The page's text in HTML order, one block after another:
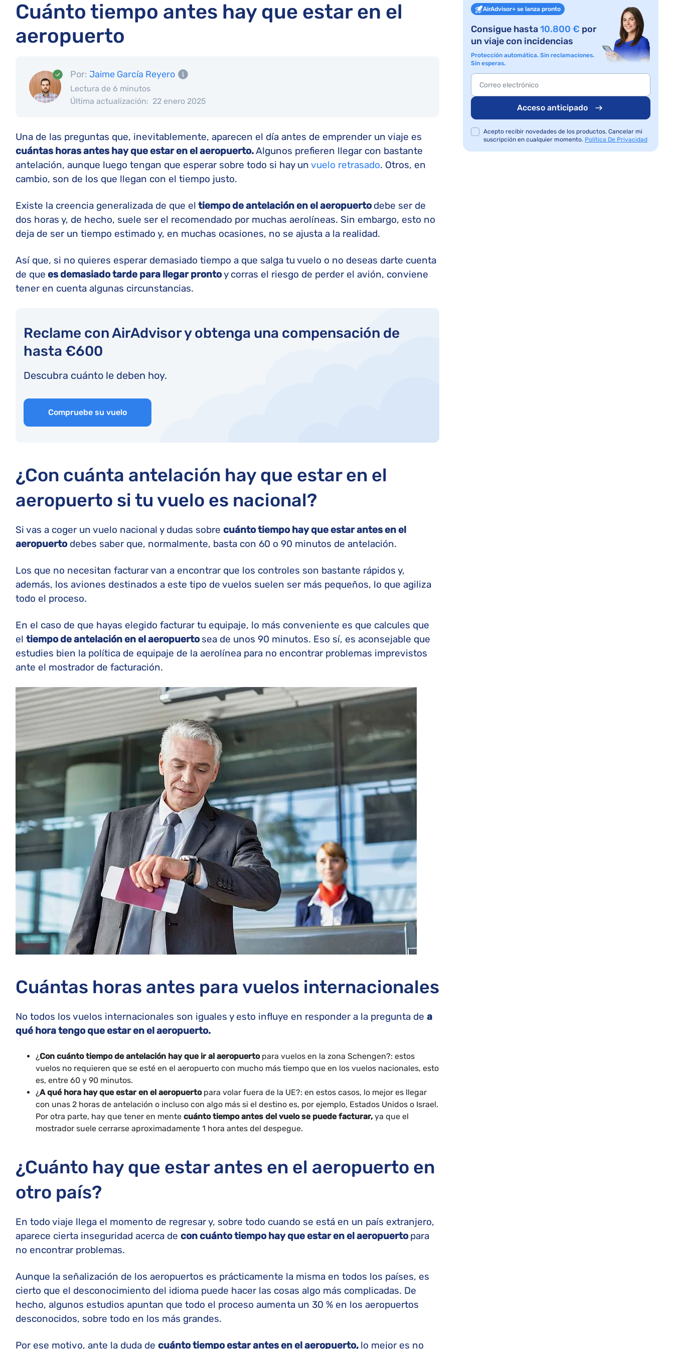
Cuánto tiempo antes hay que estar en el
aeropuerto
Por: Jaime García Reyero
Lectura de 6 minutos
Última actualización: 22 enero 2025
Una de las preguntas que, inevitablemente, aparecen el día antes de emprender un viaje es
cuántas horas antes hay que estar en el aeropuerto.Algunos prefieren llegar con bastante
antelación, aunque luego tengan que esperar sobre todo si hay un vuelo retrasado. Otros, en
cambio, son de los que llegan con el tiempo justo.
Existe la creencia generalizada de que el tiempo de antelación en el aeropuertodebe ser de
dos horas y, de hecho, suele ser el recomendado por muchas aerolíneas. Sin embargo, esto no
deja de ser un tiempo estimado y, en muchas ocasiones, no se ajusta a la realidad.
Así que, si no quieres esperar demasiado tiempo a que salga tu vuelo o no deseas darte cuenta
de que es demasiado tarde para llegar prontoy corras el riesgo de perder el avión, conviene
tener en cuenta algunas circunstancias.
Reclame con AirAdvisor y obtenga una compensación de
hasta €600
Descubra cuánto le deben hoy.
Compruebe su vuelo
¿Con cuánta antelación hay que estar en el
aeropuerto si tu vuelo es nacional?
Si vas a coger un vuelo nacional y dudas sobre cuánto tiempo hay que estar antes en el
aeropuertodebes saber que, normalmente, basta con 60 o 90 minutos de antelación.
Los que no necesitan facturar van a encontrar que los controles son bastante rápidos y,
además, los aviones destinados a este tipo de vuelos suelen ser más pequeños, lo que agiliza
todo el proceso.
En el caso de que hayas elegido facturar tu equipaje, lo más conveniente es que calcules que
el tiempo de antelación en el aeropuertosea de unos 90 minutos. Eso sí, es aconsejable que
estudies bien la política de equipaje de la aerolínea para no encontrar problemas imprevistos
ante el mostrador de facturación.
Cuántas horas antes para vuelos internacionales
No todos los vuelos internacionales son iguales y esto influye en responder a la pregunta de a
qué hora tengo que estar en el aeropuerto.
¿Con cuánto tiempo de antelación hay que ir al aeropuerto para vuelos en la zona Schengen?: estos
vuelos no requieren que se esté en el aeropuerto con mucho más tiempo que en los vuelos nacionales, esto
es, entre 60 y 90 minutos.
¿A qué hora hay que estar en el aeropuerto para volar fuera de la UE?: en estos casos, lo mejor es llegar
con unas 2 horas de antelación o incluso con algo más si el destino es, por ejemplo, Estados Unidos o Israel.
Por otra parte, hay que tener en mente cuánto tiempo antes del vuelo se puede facturar, ya que el
mostrador suele cerrarse aproximadamente 1 hora antes del despegue.
¿Cuánto hay que estar antes en el aeropuerto en
otro país?
En todo viaje llega el momento de regresar y, sobre todo cuando se está en un país extranjero,
aparece cierta inseguridad acerca de con cuánto tiempo hay que estar en el aeropuertopara
no encontrar problemas.
Aunque la señalización de los aeropuertos es prácticamente la misma en todos los países, es
cierto que el desconocimiento del idioma puede hacer las cosas algo más complicadas. De
hecho, algunos estudios apuntan que todo el proceso aumenta un 30 % en los aeropuertos
desconocidos, sobre todo en los más grandes.
Por ese motivo, ante la duda de cuánto tiempo estar antes en el aeropuerto, lo mejor es no
AirAdvisor+ se lanza pronto
Consigue hasta10.800 € por
un viaje con incidencias
Protección automática. Sin reclamaciones.
Sin esperas.
Acceso anticipado
Acepto recibir novedades de los productos. Cancelar mi
suscripción en cualquier momento. Política De Privacidad